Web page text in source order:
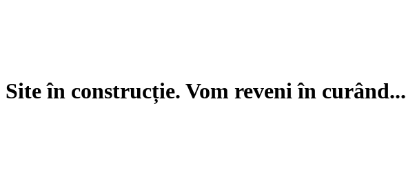
Site în construcție. Vom reveni în curând...